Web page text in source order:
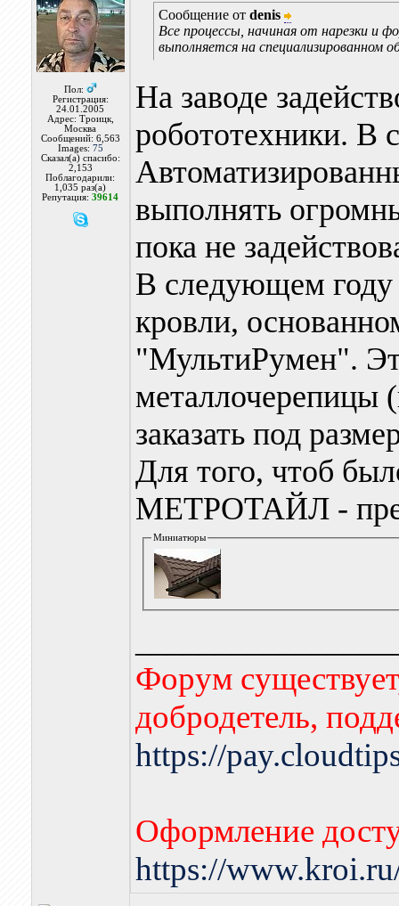
Пол:
Регистрация:
24.01.2005
Адрес: Троицк,
Москва
Сообщений: 6,563
Images: 75
Сказал(а) спасибо:
2,153
Поблагодарили:
1,035 раз(а)
Репутация:39614
Сообщение от denis
Все процессы, начиная от нарезки и
выполняется на специализированном
На заводе
робототехники. В
выполнять
пока не
В следующем году
кровли,
"МультиРумен".
металлочерепицы
заказать под
Для того, чтоб
МЕТРОТАЙЛ -
Миниатюры
Форум
добродетель,
https://
Оформление
https://